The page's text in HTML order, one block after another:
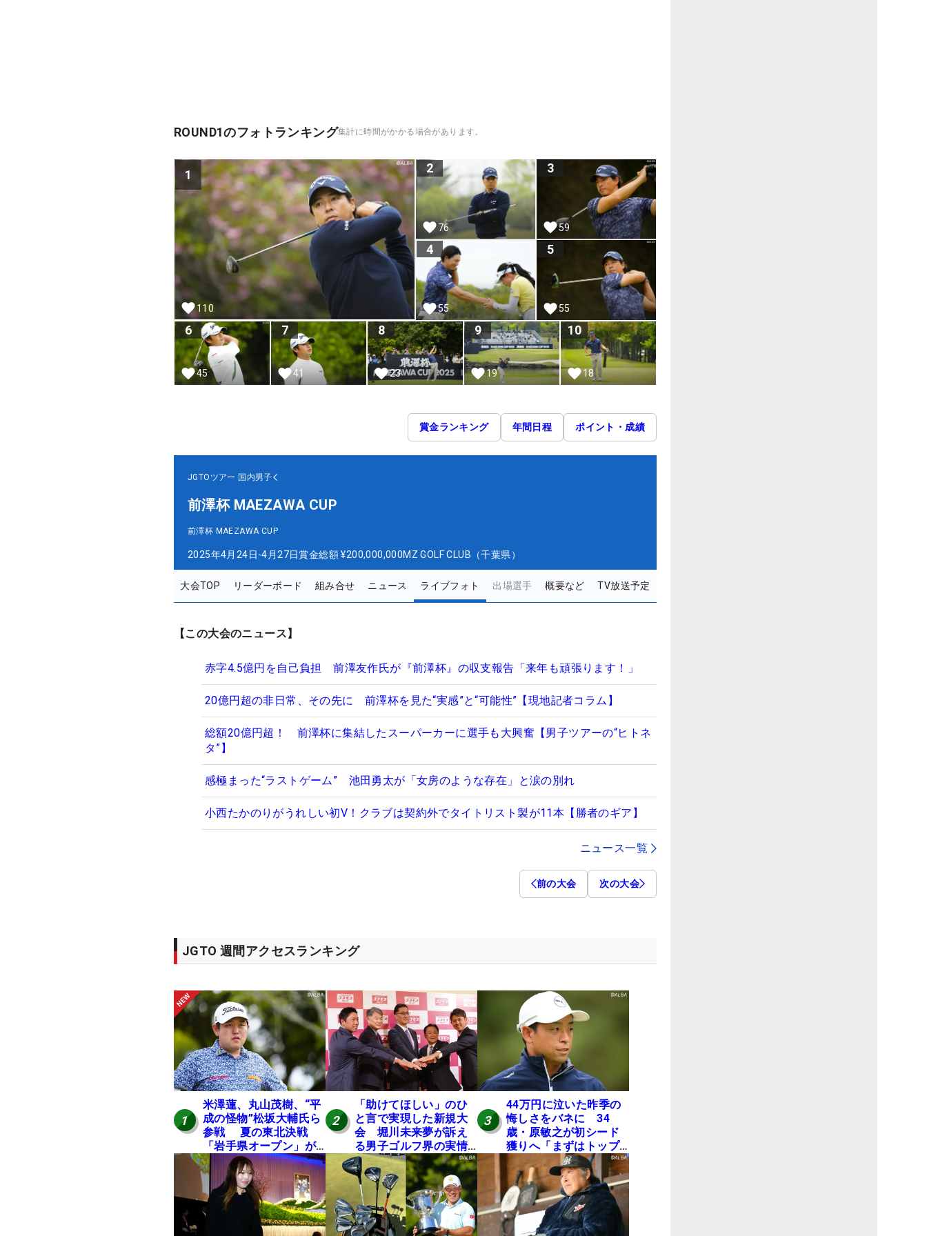
ROUND1のフォトランキング集計に時間がかかる場合があります。
1
110
2
76
3
59
4
55
5
55
6
45
7
41
8
23
9
19
10
18
賞金ランキング 年間日程 ポイント・成績
JGTOツアー 国内男子
前澤杯 MAEZAWA CUP
前澤杯 MAEZAWA CUP
2025年4月24日-4月27日賞金総額 ¥200,000,000MZ GOLF CLUB（千葉県）
大会TOP リーダーボード 組み合せ ニュース ライブフォト 出場選手 概要など TV放送予定
【この大会のニュース】
赤字4.5億円を自己負担 前澤友作氏が『前澤杯』の収支報告「来年も頑張ります！」
20億円超の非日常、その先に 前澤杯を見た“実感”と“可能性”【現地記者コラム】
総額20億円超！ 前澤杯に集結したスーパーカーに選手も大興奮【男子ツアーの“ヒトネ
タ”】
感極まった“ラストゲーム” 池田勇太が「女房のような存在」と涙の別れ
小西たかのりがうれしい初V！クラブは契約外でタイトリスト製が11本【勝者のギア】
ニュース一覧
前の大会 次の大会
JGTO 週間アクセスランキング
1
米澤蓮、丸山茂樹、“平
成の怪物”松坂大輔氏ら
参戦 夏の東北決戦
「岩手県オープン」が8
日開幕
2
「助けてほしい」のひ
と言で実現した新規大
会 堀川未来夢が訴え
る男子ゴルフ界の実情
と開催の舞台裏
3
44万円に泣いた昨季の
悔しさをバネに 34
歳・原敏之が初シード
獲りへ「まずはトップ
10」